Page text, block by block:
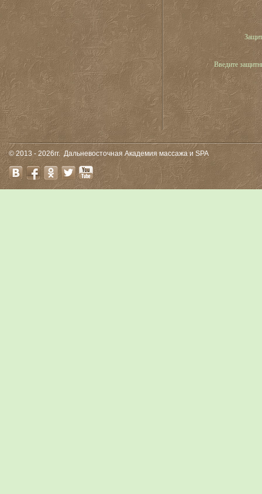
Введите
© 2013 - 2026гг.Дальневосточная Академия массажа и SPA